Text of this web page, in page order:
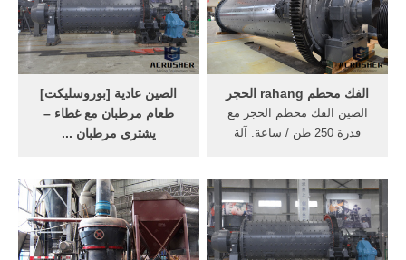
وحجم التغذية من ... الدردشة
على الانترنت
محطة صخرة سحق كثمن ·
البناء والهدم معدات . ... هغس
كسارة من الصين ...
الصين عادية [بوروسليكت]
طعام مرطبان مع غطاء –
يشترى مرطبان ...
البحث عن السعر وتفاصيل
كاملة حول مرطبان زجاجيّة,
[كيثن] زجاج مرطبان,يخلو
[غلسّ بوتّل] المنتجات من
الفك محطم rahang الحجر
الصين الفك محطم الحجر مع
قدرة 250 طن / ساعة. آلة
100120 طن ... غسل السد مع
300 و 500 للطن قدرة ساعة ...
جودة عالية pe 250 * 400 الفك
محطم مع سعر معقول جودة